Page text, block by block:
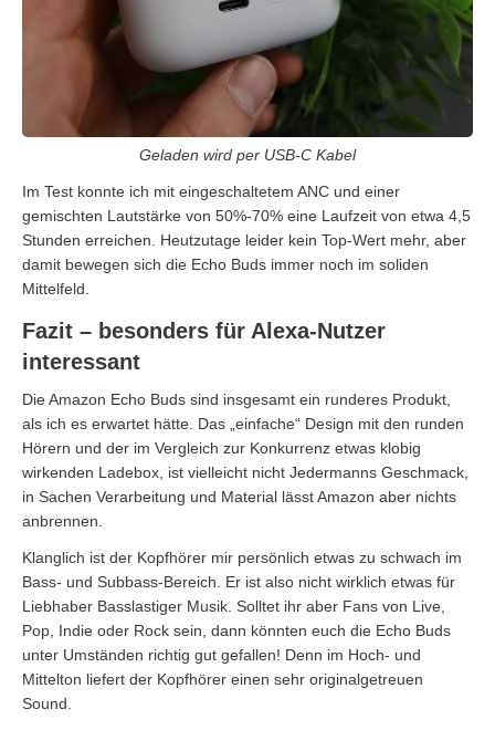
Geladen wird per USB-C Kabel
Im Test konnte ich mit eingeschaltetem ANC und einer
gemischten Lautstärke von 50%-70% eine Laufzeit von etwa 4,5
Stunden erreichen. Heutzutage leider kein Top-Wert mehr, aber
damit bewegen sich die Echo Buds immer noch im soliden
Mittelfeld.
Fazit – besonders für Alexa-Nutzer
interessant
Die Amazon Echo Buds sind insgesamt ein runderes Produkt,
als ich es erwartet hätte. Das „einfache“ Design mit den runden
Hörern und der im Vergleich zur Konkurrenz etwas klobig
wirkenden Ladebox, ist vielleicht nicht Jedermanns Geschmack,
in Sachen Verarbeitung und Material lässt Amazon aber nichts
anbrennen.
Klanglich ist der Kopfhörer mir persönlich etwas zu schwach im
Bass- und Subbass-Bereich. Er ist also nicht wirklich etwas für
Liebhaber Basslastiger Musik. Solltet ihr aber Fans von Live,
Pop, Indie oder Rock sein, dann könnten euch die Echo Buds
unter Umständen richtig gut gefallen! Denn im Hoch- und
Mittelton liefert der Kopfhörer einen sehr originalgetreuen
Sound.